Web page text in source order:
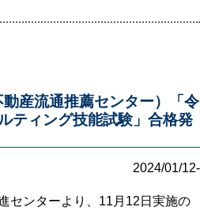
動産流通推薦センター）「令
ティング技能試験」合格発
2024/01/12-
センターより、11月12日実施の